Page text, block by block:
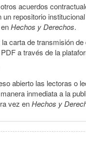
acuerdos
un repositorio
Hechos y Derechos.
carta de transmisión
a través de la
abierto las lectoras o
inmediata a la
vez enHechos y